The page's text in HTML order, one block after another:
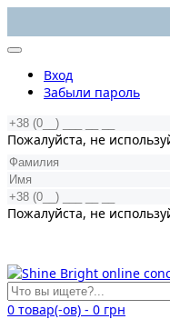
Вход
Забыли пароль
Пожалуйста, не
Пожалуйста, не
0 товар(-ов) - 0 грн